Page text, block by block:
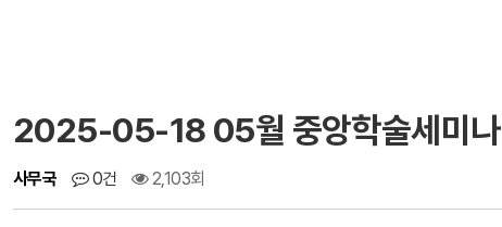
2025-05-18 05월 중앙학술세미나
사무국 0건 2,103회